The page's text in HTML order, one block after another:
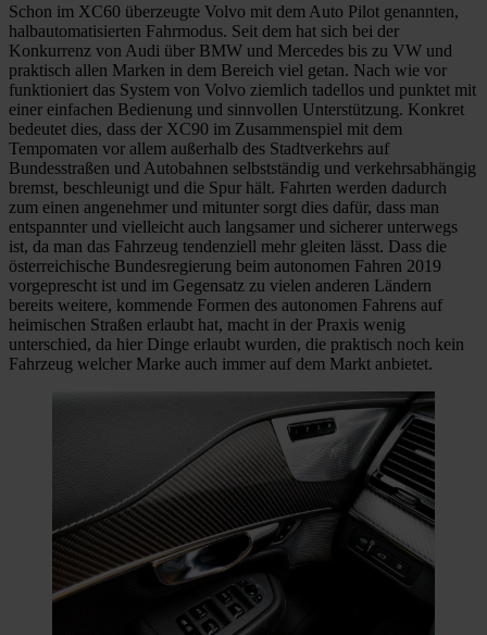
Schon im XC60 überzeugte Volvo mit dem Auto Pilot genannten,
halbautomatisierten Fahrmodus. Seit dem hat sich bei der
Konkurrenz von Audi über BMW und Mercedes bis zu VW und
praktisch allen Marken in dem Bereich viel getan. Nach wie vor
funktioniert das System von Volvo ziemlich tadellos und punktet mit
einer einfachen Bedienung und sinnvollen Unterstützung. Konkret
bedeutet dies, dass der XC90 im Zusammenspiel mit dem
Tempomaten vor allem außerhalb des Stadtverkehrs auf
Bundesstraßen und Autobahnen selbstständig und verkehrsabhängig
bremst, beschleunigt und die Spur hält. Fahrten werden dadurch
zum einen angenehmer und mitunter sorgt dies dafür, dass man
entspannter und vielleicht auch langsamer und sicherer unterwegs
ist, da man das Fahrzeug tendenziell mehr gleiten lässt. Dass die
österreichische Bundesregierung beim autonomen Fahren 2019
vorgeprescht ist und im Gegensatz zu vielen anderen Ländern
bereits weitere, kommende Formen des autonomen Fahrens auf
heimischen Straßen erlaubt hat, macht in der Praxis wenig
unterschied, da hier Dinge erlaubt wurden, die praktisch noch kein
Fahrzeug welcher Marke auch immer auf dem Markt anbietet.